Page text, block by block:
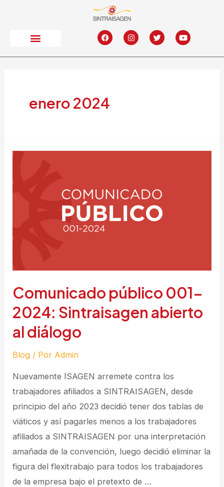
enero 2024
Comunicado público 001-
2024: Sintraisagen abierto
al diálogo
Blog / Por Admin
Nuevamente ISAGEN arremete contra los
trabajadores afiliados a SINTRAISAGEN, desde
principio del año 2023 decidió tener dos tablas de
viáticos y así pagarles menos a los trabajadores
afiliados a SINTRAISAGEN por una interpretación
amañada de la convención, luego decidió eliminar la
figura del flexitrabajo para todos los trabajadores
de la empresa bajo el pretexto de …